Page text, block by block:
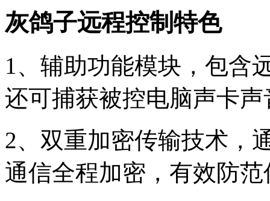
灰鸽子远程控制特色
1、辅助功能模块，包含
还可捕获被控电脑声卡
2、双重加密传输技术，
通信全程加密，有效防